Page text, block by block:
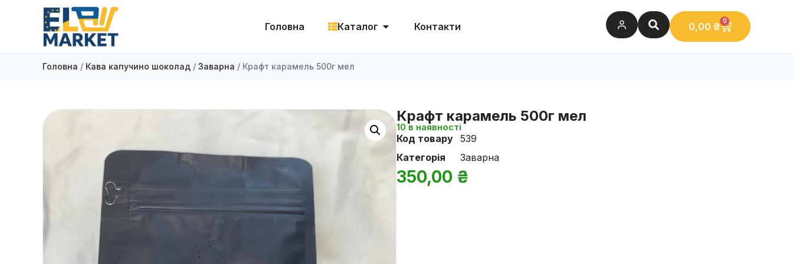
Головна Каталог Контакти 0,00 ₴ 0
Головна / Кава капучино шоколад / Заварна / Крафт карамель 500г мел
Крафт карамель 500г мел
10 в наявності
Код товару 539
Категорія
Заварна
350,00 ₴